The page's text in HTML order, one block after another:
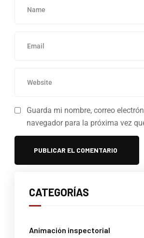
Guarda mi nombre, correo
navegador para la próxima vez
CATEGORÍAS
Animación inspectorial